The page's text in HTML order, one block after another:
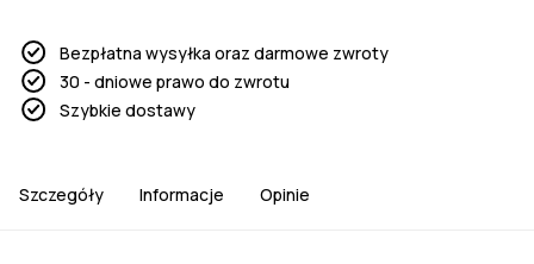
Bezpłatna wysyłka oraz darmowe zwroty
30 - dniowe prawo do zwrotu
Szybkie dostawy
Szczegóły Informacje Opinie